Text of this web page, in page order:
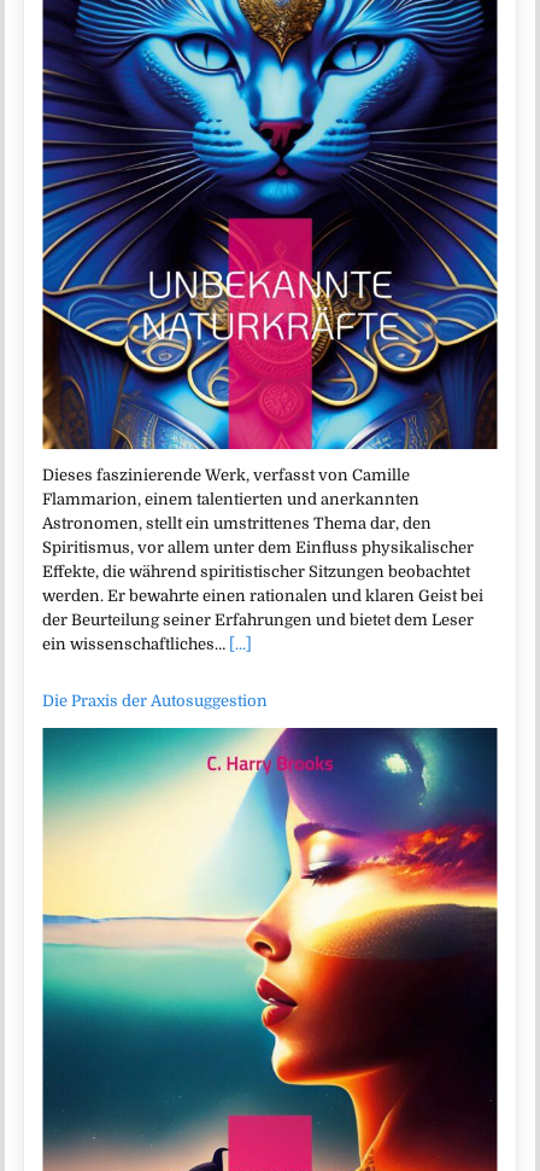
Dieses faszinierende Werk, verfasst von Camille
Flammarion, einem talentierten und anerkannten
Astronomen, stellt ein umstrittenes Thema dar, den
Spiritismus, vor allem unter dem Einfluss physikalischer
Effekte, die während spiritistischer Sitzungen beobachtet
werden. Er bewahrte einen rationalen und klaren Geist bei
der Beurteilung seiner Erfahrungen und bietet dem Leser
ein wissenschaftliches… [...]
Die Praxis der Autosuggestion